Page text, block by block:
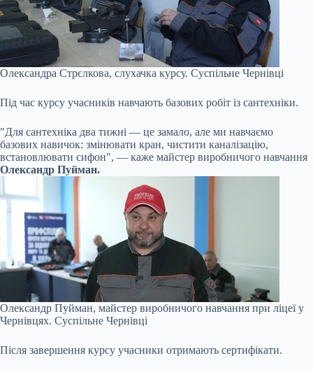
Олександра Стрєлкова, слухачка курсу. Суспільне Чернівці
Під час курсу учасників навчають базових робіт із сантехніки.
"Для сантехніка два тижні — це замало, але ми навчаємо
базових навичок: змінювати кран, чистити каналізацію,
встановлювати сифон", — каже майстер виробничого навчання
Олександр Пуйман.
Олександр Пуйман, майстер виробничого навчання при ліцеї у
Чернівцях. Суспільне Чернівці
Після завершення курсу учасники отримають сертифікати.